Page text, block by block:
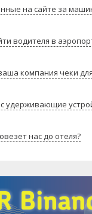
на сайте за
водителя в
компания чеки
удерживающие
нас до отеля?